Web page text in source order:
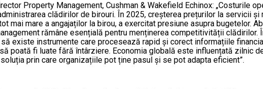
Property Management, Cushman & Wakefield Echinox: „Costurile
clădirilor de birouri. În 2025, creșterea prețurilor la servicii și
mai mare a angajaților la birou, a exercitat presiune asupra bugetelor.
rămâne esențială pentru menținerea competitivității clădirilor.
existe instrumente care procesează rapid și corect informațiile
poată fi luate fără întârziere. Economia globală este influențată zilnic
prin care organizațiile pot ține pasul și se pot adapta eficient”.